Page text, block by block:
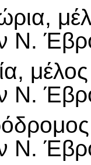
Ν.
Ν.
Ν.